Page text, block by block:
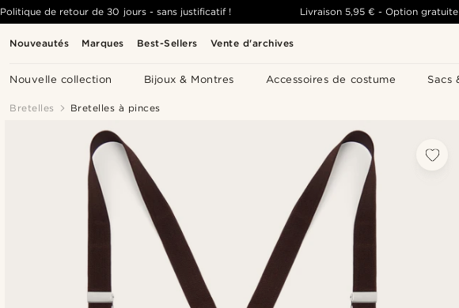
Nouveautés Marques Best-Sellers Vente d'archives
Nouvelle collection Bijoux & Montres Accessoires de costume Sacs
Politique de retour de 30 jours - sans justificatif ! Livraison 5,95 € -Option
Bretelles Bretelles à pinces